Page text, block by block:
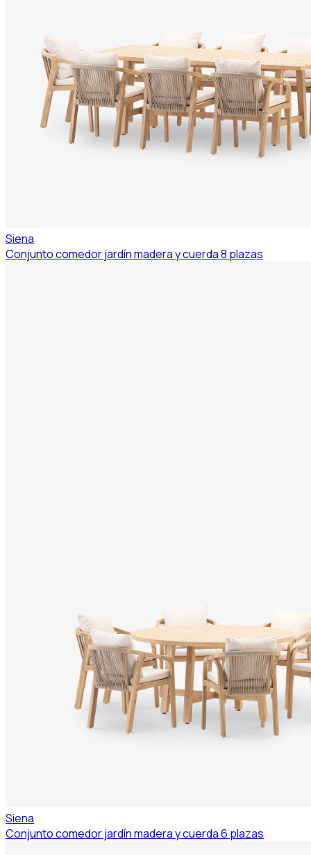
Siena
Conjunto comedor jardín madera y cuerda 8 plazas
Siena
Conjunto comedor jardín madera y cuerda 6 plazas